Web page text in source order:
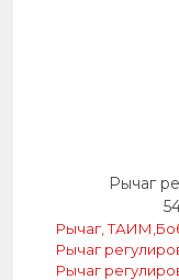
Рычаг
Рычаг,
Рычаг
Рычаг